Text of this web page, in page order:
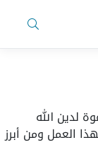
لدين الله
العمل ومن أبرز